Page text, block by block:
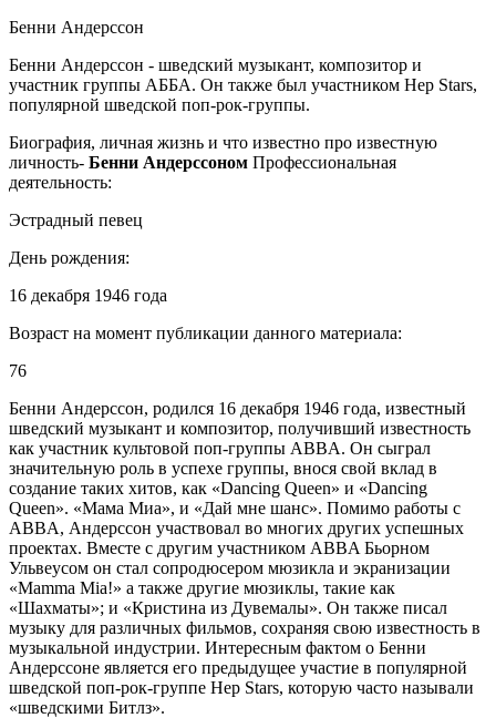
Бенни Андерссон
Бенни Андерссон - шведский музыкант, композитор и
участник группы АББА. Он также был участником Hep Stars,
популярной шведской поп-рок-группы.
Биография, личная жизнь и что известно про известную
личность- Бенни Андерссоном Профессиональная
деятельность:
Эстрадный певец
День рождения:
16 декабря 1946 года
Возраст на момент публикации данного материала:
76
Бенни Андерссон, родился 16 декабря 1946 года, известный
шведский музыкант и композитор, получивший известность
как участник культовой поп-группы ABBA. Он сыграл
значительную роль в успехе группы, внося свой вклад в
создание таких хитов, как «Dancing Queen» и «Dancing
Queen». «Мама Миа», и «Дай мне шанс». Помимо работы с
ABBA, Андерссон участвовал во многих других успешных
проектах. Вместе с другим участником ABBA Бьорном
Ульвеусом он стал сопродюсером мюзикла и экранизации
«Mamma Mia!» а также другие мюзиклы, такие как
«Шахматы»; и «Кристина из Дувемалы». Он также писал
музыку для различных фильмов, сохраняя свою известность в
музыкальной индустрии. Интересным фактом о Бенни
Андерссоне является его предыдущее участие в популярной
шведской поп-рок-группе Hep Stars, которую часто называли
«шведскими Битлз».